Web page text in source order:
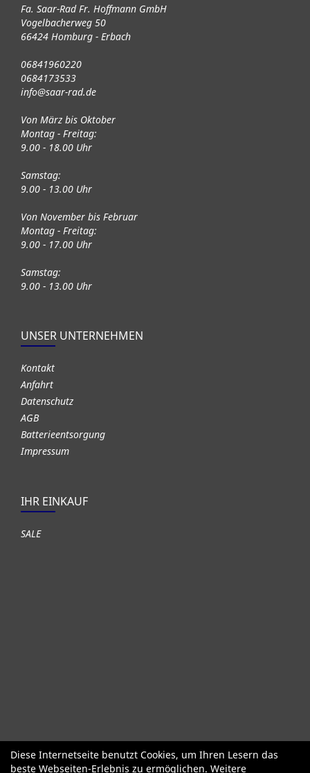
Fa. Saar-Rad Fr. Hoffmann GmbH
Vogelbacherweg 50
66424 Homburg - Erbach
06841960220
0684173533
info@saar-rad.de
Von März bis Oktober
Montag - Freitag:
9.00 - 18.00 Uhr
Samstag:
9.00 - 13.00 Uhr
Von November bis Februar
Montag - Freitag:
9.00 - 17.00 Uhr
Samstag:
9.00 - 13.00 Uhr
UNSER UNTERNEHMEN
Kontakt
Anfahrt
Datenschutz
AGB
Batterieentsorgung
Impressum
IHR EINKAUF
SALE
Fahrräder Gute gebrauchte Fahrräder
Roller + Laufräder
Diese Internetseite benutzt Cookies, um Ihren Lesern das
beste Webseiten-Erlebnis zu ermöglichen. Weitere